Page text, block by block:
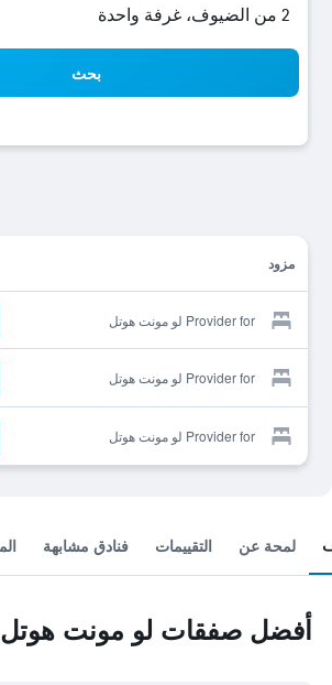
2 من الضيوف، غرفة واحدة
بحث
مزود
Provider for لو مونت هوتل
Provider for لو مونت هوتل
Provider for لو مونت هوتل
لمحة عن التقييمات فنادق مشابهة
أفضل صفقات لو مونت هوتل